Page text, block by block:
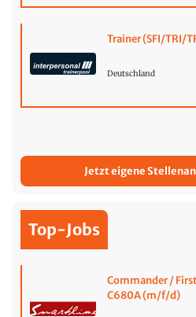
Trainer (SFI/TRI/
Deutschland
Jetzt eigene
Top-Jobs
Commander /
C680A (m/f/d)